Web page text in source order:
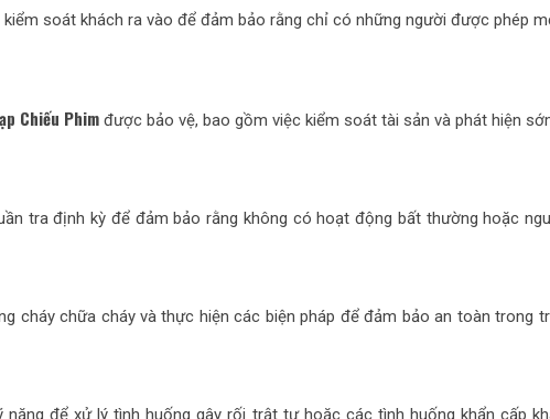
soát khách ra vào để đảm bảo rằng chỉ có những người được phép
Chiếu Phim được bảo vệ, bao gồm việc kiểm soát tài sản và phát hiện
tra định kỳ để đảm bảo rằng không có hoạt động bất thường hoặc
cháy chữa cháy và thực hiện các biện pháp để đảm bảo an toàn trong
để xử lý tình huống gây rối trật tự hoặc các tình huống khẩn cấp